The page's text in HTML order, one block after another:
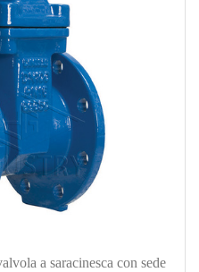
a saracinesca con sede